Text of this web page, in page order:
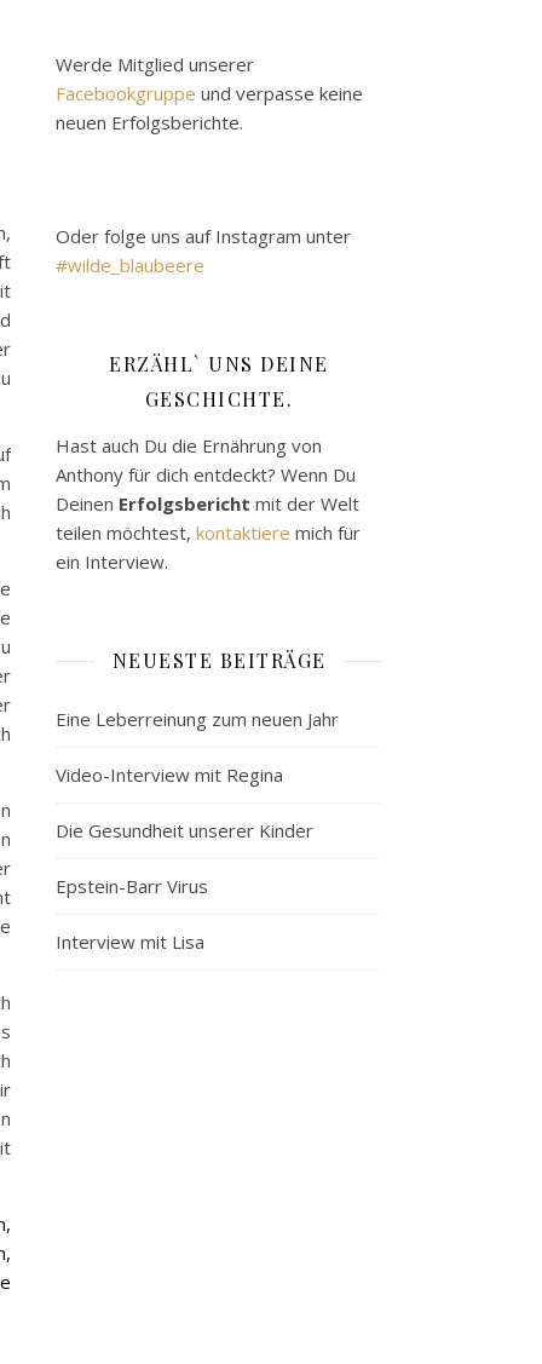
Werde Mitglied unserer
Facebookgruppe und verpasse keine
neuen Erfolgsberichte.
Oder folge uns auf Instagram unter
#wilde_blaubeere
ERZÄHL` UNS DEINE
GESCHICHTE.
Hast auch Du die Ernährung von
Anthony für dich entdeckt? Wenn Du
Deinen Erfolgsbericht mit der Welt
teilen möchtest, kontaktiere mich für
ein Interview.
NEUESTE BEITRÄGE
Eine Leberreinung zum neuen Jahr
Video-Interview mit Regina
Die Gesundheit unserer Kinder
Epstein-Barr Virus
Interview mit Lisa